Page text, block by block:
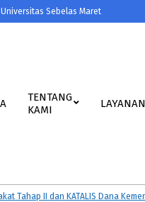
Sebelas Maret
TENTANG
KAMI
LAYANAN
II dan KATALIS Dana